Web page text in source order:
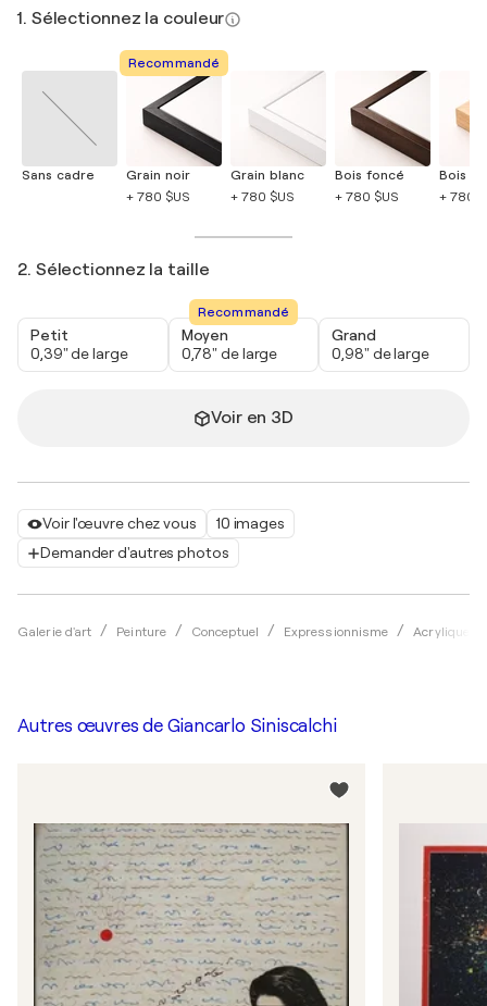
Voir l'œuvre chez vous
10 images
Demander d'autres photos
Galerie d'art Peinture Conceptuel Expressionnisme Acrylique
1. Sélectionnez la couleur
Sans cadre
Recommandé
Grain noir
+ 780 $US
Grain blanc
+ 780 $US
Bois foncé
+ 780 $US
Bois
+ 780
2. Sélectionnez la taille
Petit
0,39" de large
Recommandé
Moyen
0,78" de large
Grand
0,98" de large
Voir en 3D
Autres œuvres de Giancarlo Siniscalchi